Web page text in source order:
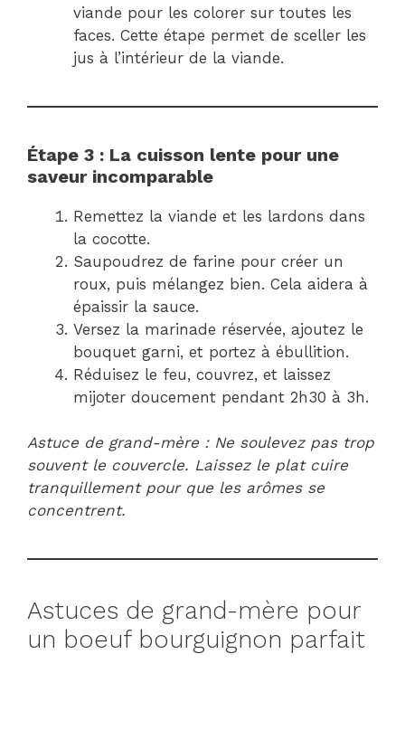
viande pour les colorer sur toutes les
faces. Cette étape permet de sceller les
jus à l’intérieur de la viande.
Étape 3 : La cuisson lente pour une
saveur incomparable
Remettez la viande et les lardons dans
la cocotte.
Saupoudrez de farine pour créer un
roux, puis mélangez bien. Cela aidera à
épaissir la sauce.
Versez la marinade réservée, ajoutez le
bouquet garni, et portez à ébullition.
Réduisez le feu, couvrez, et laissez
mijoter doucement pendant 2h30 à 3h.
Astuce de grand-mère : Ne soulevez pas trop
souvent le couvercle. Laissez le plat cuire
tranquillement pour que les arômes se
concentrent.
Astuces de grand-mère pour
un boeuf bourguignon parfait